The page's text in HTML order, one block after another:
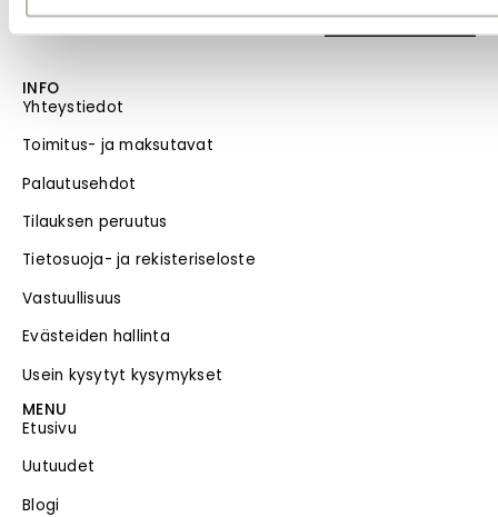
tuotteesta
INFO
Yhteystiedot
Toimitus- ja maksutavat
Palautusehdot
Tilauksen peruutus
Tietosuoja- ja rekisteriseloste
Vastuullisuus
Evästeiden hallinta
Usein kysytyt kysymykset
MENU
Etusivu
Uutuudet
Blogi